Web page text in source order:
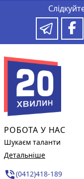
РОБОТА У НАС
Шукаєм таланти
Детальніше
phone_in_talk(0412)418-189